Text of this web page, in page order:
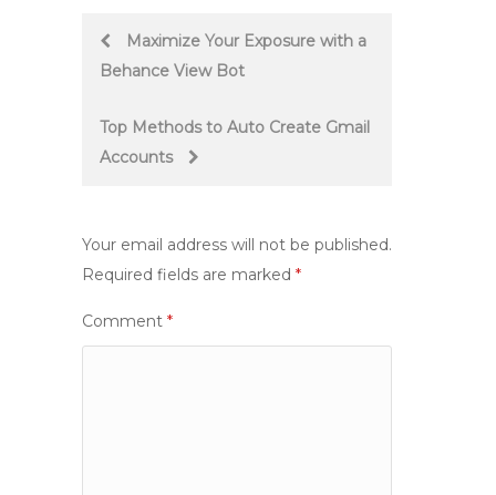
PostMaximize Your Exposure with a
Behance View Bot
Top Methods to Auto Create Gmail
Accounts
Your email address will not be published.
Required fields are marked *
Comment *